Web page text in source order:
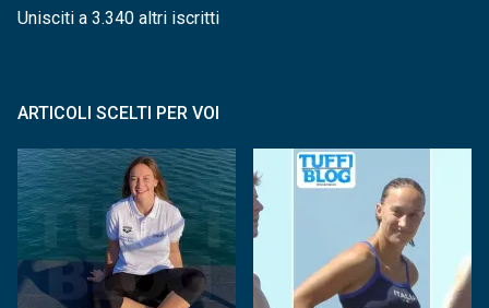
Unisciti a 3.340 altri iscritti
ARTICOLI SCELTI PER VOI